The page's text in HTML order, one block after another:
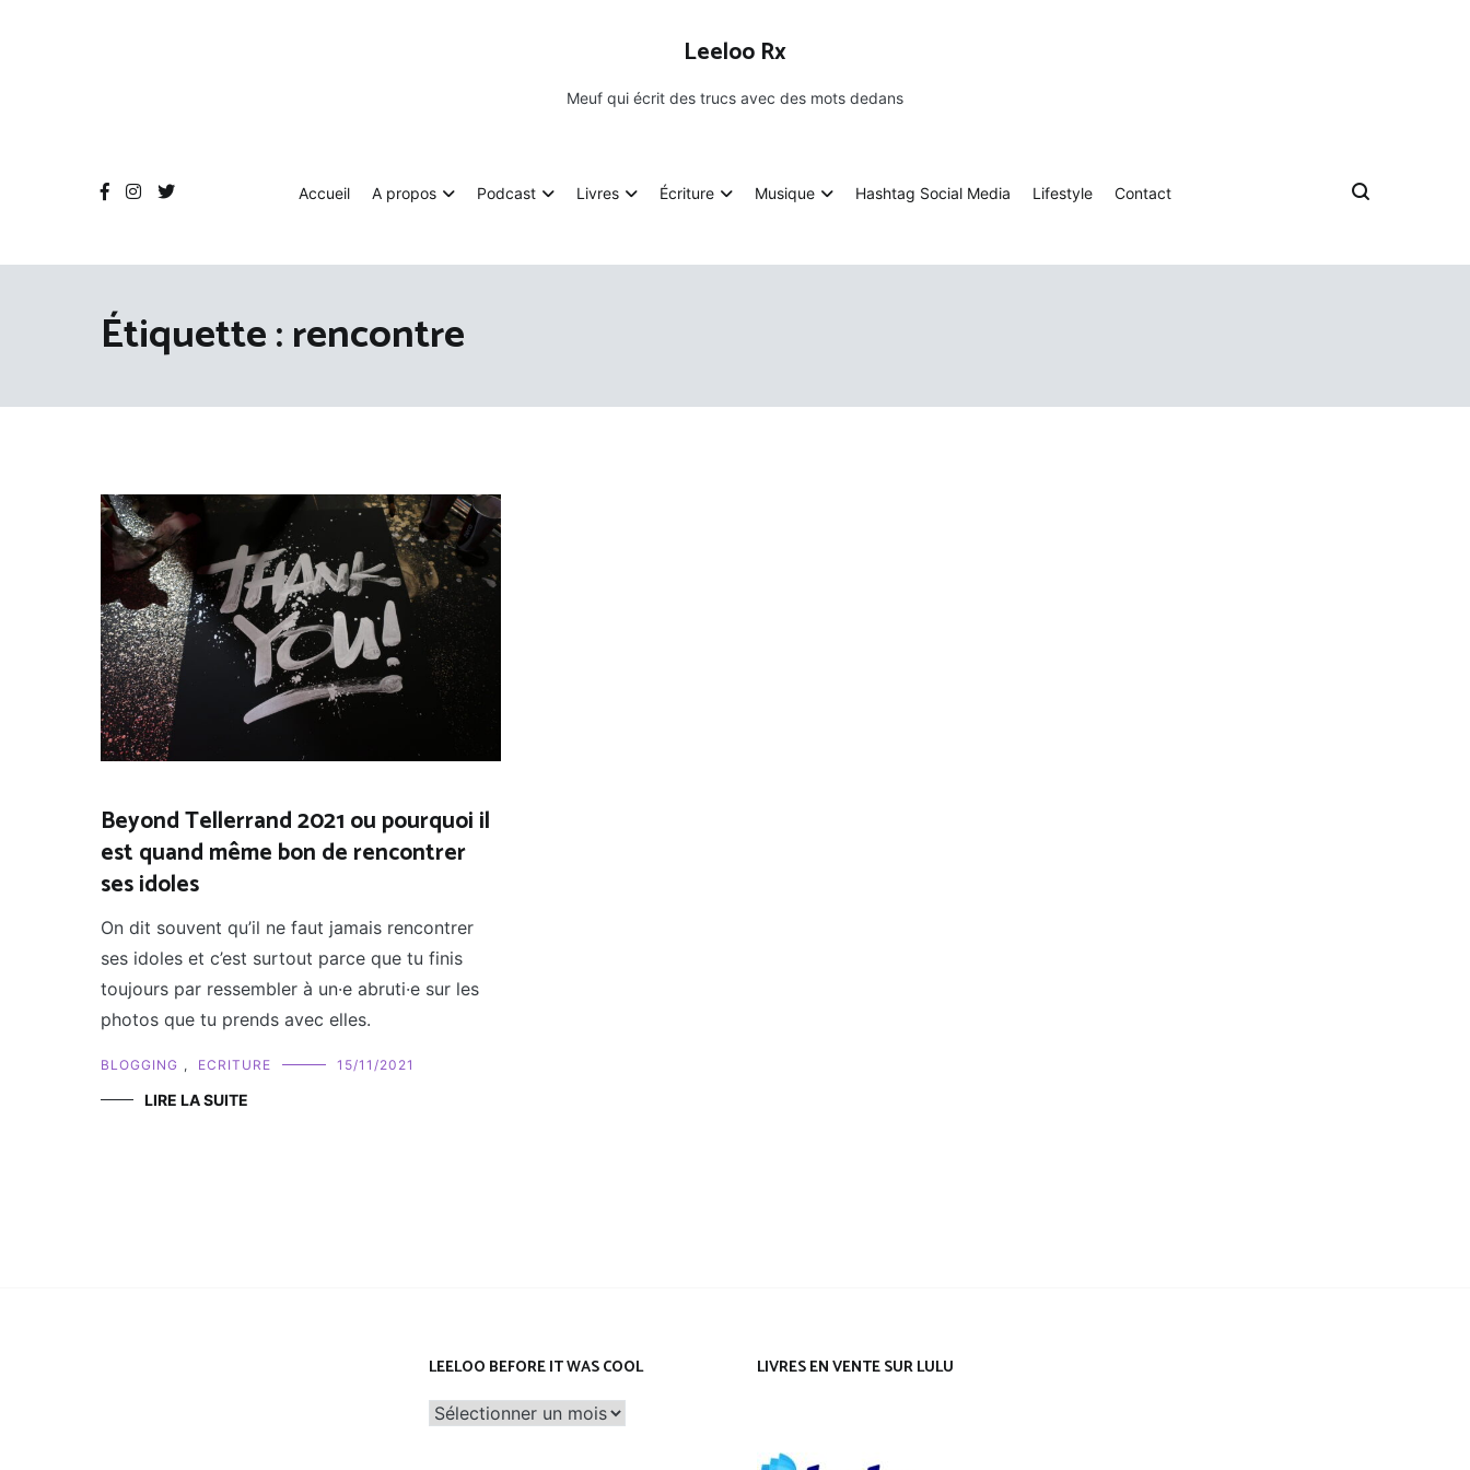
Leeloo Rx
Meuf qui écrit des trucs avec des mots dedans
Accueil A propos Podcast Livres Écriture Musique Hashtag Social Media Lifestyle Contact
Étiquette :rencontre
Beyond Tellerrand 2021 ou pourquoi il
est quand même bon de rencontrer
ses idoles
On dit souvent qu’il ne faut jamais rencontrer
ses idoles et c’est surtout parce que tu finis
toujours par ressembler à un·e abruti·e sur les
photos que tu prends avec elles.
BLOGGING , ECRITURE 15/11/2021
LIRE LA SUITE
LEELOO BEFORE IT WAS COOLLeeloo
LIVRES EN VENTE SUR LULU